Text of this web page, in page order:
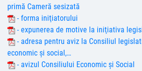
primă Cameră sesizată
- forma iniţiatorului
- expunerea de motive la iniţiativa
- adresa pentru aviz la Consiliul
economic şi social,…
- avizul Consiliului Economic şi Social